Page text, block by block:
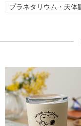
プラネタリウム・天体